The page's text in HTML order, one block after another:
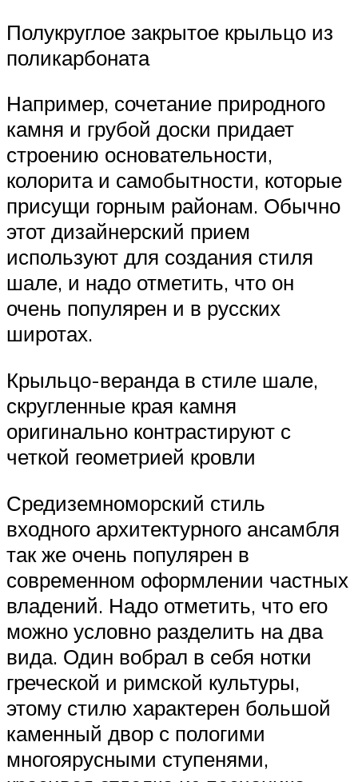
Полукруглое закрытое крыльцо из
поликарбоната
Например, сочетание природного
камня и грубой доски придает
строению основательности,
колорита и самобытности, которые
присущи горным районам. Обычно
этот дизайнерский прием
используют для создания стиля
шале, и надо отметить, что он
очень популярен и в русских
широтах.
Крыльцо-веранда в стиле шале,
скругленные края камня
оригинально контрастируют с
четкой геометрией кровли
Средиземноморский стиль
входного архитектурного ансамбля
так же очень популярен в
современном оформлении частных
владений. Надо отметить, что его
можно условно разделить на два
вида. Один вобрал в себя нотки
греческой и римской культуры,
этому стилю характерен большой
каменный двор с пологими
многоярусными ступенями,